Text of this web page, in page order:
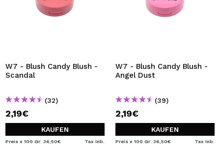
W7 - Blush Candy Blush -
Scandal
(32)
2,19€
KAUFEN
Preis x 100 Gr: 36,50€ Tax Inb.
W7 - Blush Candy Blush -
Angel Dust
(39)
2,19€
KAUFEN
Preis x 100 Gr: 36,50€ Tax Inb.